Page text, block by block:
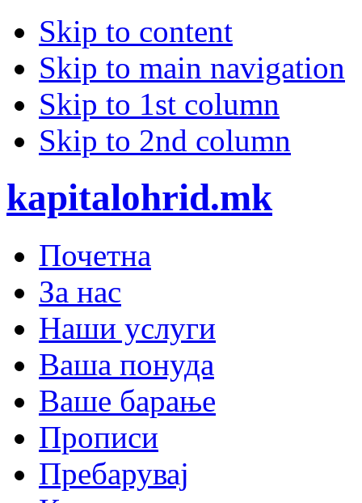
Skip to content
Skip to main navigation
Skip to 1st column
Skip to 2nd column
kapitalohrid.mk
Почетна
За нас
Наши услуги
Ваша понуда
Ваше барање
Прописи
Пребарувај